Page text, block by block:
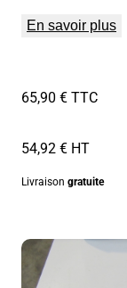
En savoir plus
65,90 € TTC
54,92 € HT
Livraison gratuite